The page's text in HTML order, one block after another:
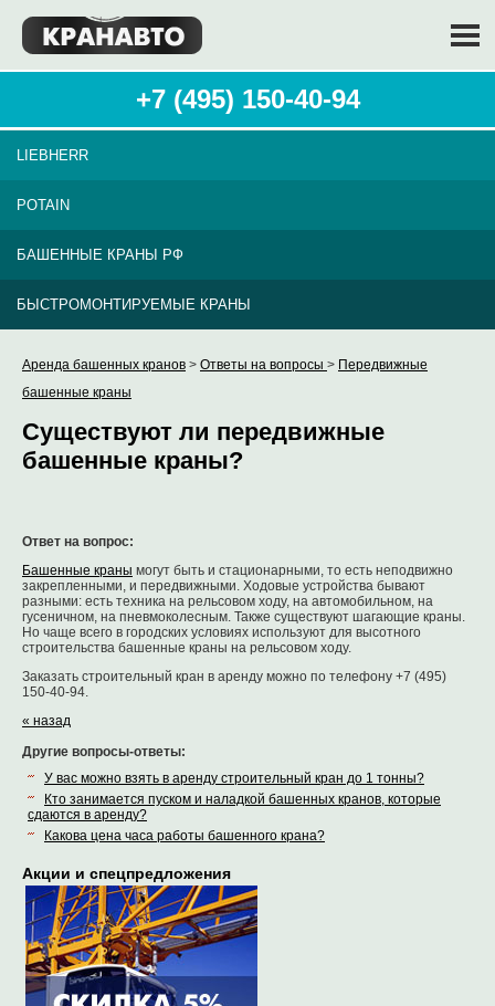
+7 (495) 150-40-94
LIEBHERR
POTAIN
БАШЕННЫЕ КРАНЫ РФ
БЫСТРОМОНТИРУЕМЫЕ КРАНЫ
Акции и спецпредложения
Аренда башенных кранов > Ответы на вопросы > Передвижные
башенные краны
Существуют ли передвижные
башенные краны?
Ответ на вопрос:
Башенные краны могут быть и стационарными, то есть неподвижно
закрепленными, и передвижными. Ходовые устройства бывают
разными: есть техника на рельсовом ходу, на автомобильном, на
гусеничном, на пневмоколесным. Также существуют шагающие краны.
Но чаще всего в городских условиях используют для высотного
строительства башенные краны на рельсовом ходу.
Заказать строительный кран в аренду можно по телефону +7 (495)
150-40-94.
« назад
Другие вопросы-ответы:
У вас можно взять в аренду строительный кран до 1 тонны?
Кто занимается пуском и наладкой башенных кранов, которые
сдаются в аренду?
Какова цена часа работы башенного крана?